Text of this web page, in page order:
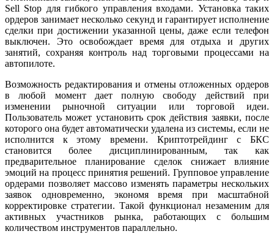
Sell Stop для гибкого управления входами. Установка таких
ордеров занимает несколько секунд и гарантирует исполнение
сделки при достижении указанной цены, даже если телефон
выключен. Это освобождает время для отдыха и других
занятий, сохраняя контроль над торговыми процессами на
автопилоте.
Возможность редактирования и отмены отложенных ордеров
в любой момент дает полную свободу действий при
изменении рыночной ситуации или торговой идеи.
Пользователь может установить срок действия заявки, после
которого она будет автоматически удалена из системы, если не
исполнится к этому времени. Криптотрейдинг с БКС
становится более дисциплинированным, так как
предварительное планирование сделок снижает влияние
эмоций на процесс принятия решений. Групповое управление
ордерами позволяет массово изменять параметры нескольких
заявок одновременно, экономя время при масштабной
корректировке стратегии. Такой функционал незаменим для
активных участников рынка, работающих с большим
количеством инструментов параллельно.